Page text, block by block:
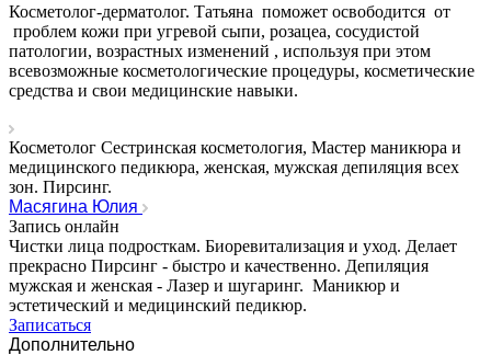
Косметолог-дерматолог. Татьяна поможет освободится от
проблем кожи при угревой сыпи, розацеа, сосудистой
патологии, возрастных изменений , используя при этом
всевозможные косметологические процедуры, косметические
средства и свои медицинские навыки.
Косметолог Сестринская косметология, Мастер маникюра и
медицинского педикюра, женская, мужская депиляция всех
зон. Пирсинг.
Масягина Юлия
Запись онлайн
Чистки лица подросткам. Биоревитализация и уход. Делает
прекрасно Пирсинг - быстро и качественно. Депиляция
мужская и женская - Лазер и шугаринг. Маникюр и
эстетический и медицинский педикюр.
Записаться
Дополнительно